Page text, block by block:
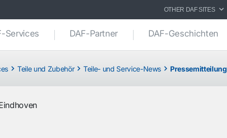
OTHER DAF SITES
Services DAF-Partner DAF-Geschichten
Teile und Zubehör Teile- und Service-News Pressemitteilung